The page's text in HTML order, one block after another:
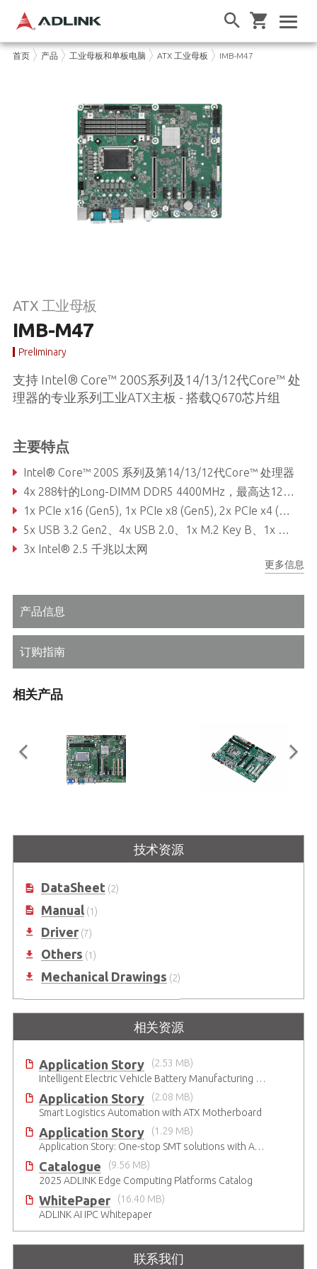
首页 产品 工业母板和单板电脑 ATX 工业母板 IMB-M47
ATX 工业母板
IMB-M47
Preliminary
支持 Intel® Core™ 200S系列及14/13/12代Core™ 处
理器的专业系列工业ATX主板 - 搭载Q670芯片组
主要特点
Intel® Core™ 200S 系列及第14/13/12代Core™ 处理器
4x 288针的Long-DIMM DDR5 4400MHz，最高达128GB（每个DIMM 32GB）
1x PCIe x16 (Gen5), 1x PCIe x8 (Gen5), 2x PCIe x4 (Gen4), 3x PCIe x1 (Gen3), 1x USB 3.2 Gen2x2 Type C
5x USB 3.2 Gen2、4x USB 2.0、1x M.2 Key B、1x M.2 Key E、1x M.2 Key M、6x COM、8x SATA3
3x Intel® 2.5 千兆以太网
更多信息
产品信息
订购指南
相关产品
支持Intel® Core™ 200S系列及第
14/13/12代 Core™ 处理器的专业系
列工业ATX主板 — 搭载H610E芯片组
工业级 ATX 主板，支持第 10 代
Intel® Core™ i9/ i7/ i5 /i3 处理器
技术资源
DataSheet(2)
Manual(1)
Driver(7)
Others (1)
Mechanical Drawings (2)
相关资源
Application Story
(2.53 MB)
Intelligent Electric Vehicle Battery Manufacturing Solutions
Application Story
(2.08 MB)
Smart Logistics Automation with ATX Motherboard
Application Story
(1.29 MB)
Application Story: One-stop SMT solutions with ATX Industrial Motherboards
Catalogue
(9.56 MB)
2025 ADLINK Edge Computing Platforms Catalog
WhitePaper
(16.40 MB)
ADLINK AI IPC Whitepaper
联系我们